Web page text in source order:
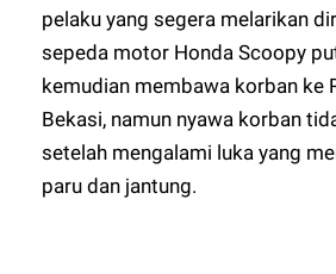
pelaku yang segera melarikan
sepeda motor Honda Scoopy
kemudian membawa korban ke
Bekasi, namun nyawa korban
setelah mengalami luka yang
paru dan jantung.